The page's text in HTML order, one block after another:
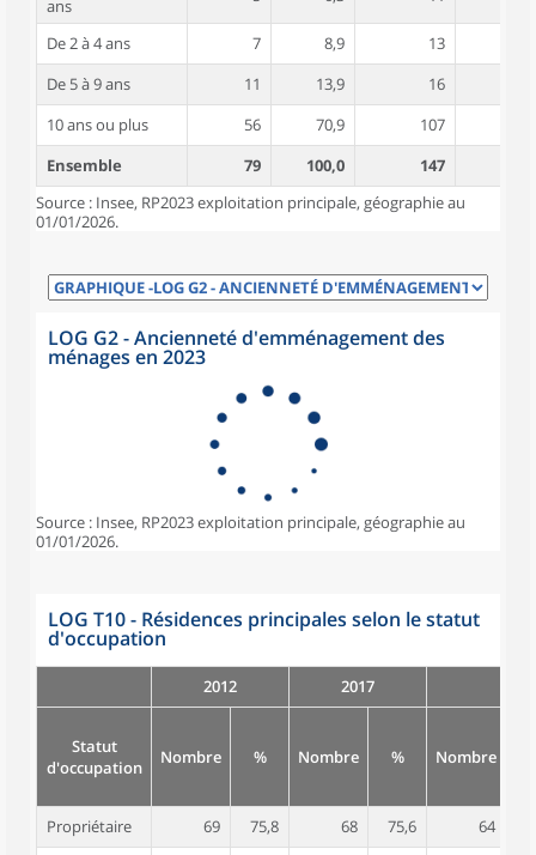
ans
De 2 à 4 ans 7 8,9 13
De 5 à 9 ans
11 13,9 16
10 ans ou plus
56 70,9 107
Ensemble
79 100,0 147
Source : Insee, RP2023 exploitation principale, géographie au
01/01/2026.
LOG G2 - Ancienneté d'emménagement des
ménages en 2023
Source : Insee, RP2023 exploitation principale, géographie au
01/01/2026.
LOG T10 - Résidences principales selon le statut
d'occupation
2012 2017
Statut
d'occupation
Nombre % Nombre % Nombre
Propriétaire 69 75,8 68 75,6 64